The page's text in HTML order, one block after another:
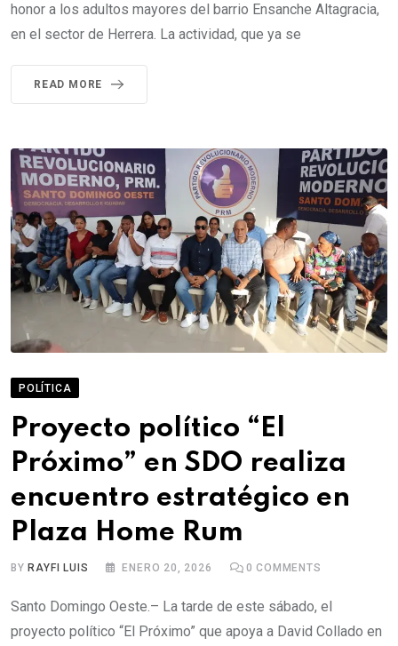
honor a los adultos mayores del barrio Ensanche Altagracia,
en el sector de Herrera. La actividad, que ya se
READ MORE
POLÍTICA
Proyecto político “El
Próximo” en SDO realiza
encuentro estratégico en
Plaza Home Rum
BY RAYFI LUIS ENERO 20, 2026 0 COMMENTS
Santo Domingo Oeste.– La tarde de este sábado, el
proyecto político “El Próximo” que apoya a David Collado en